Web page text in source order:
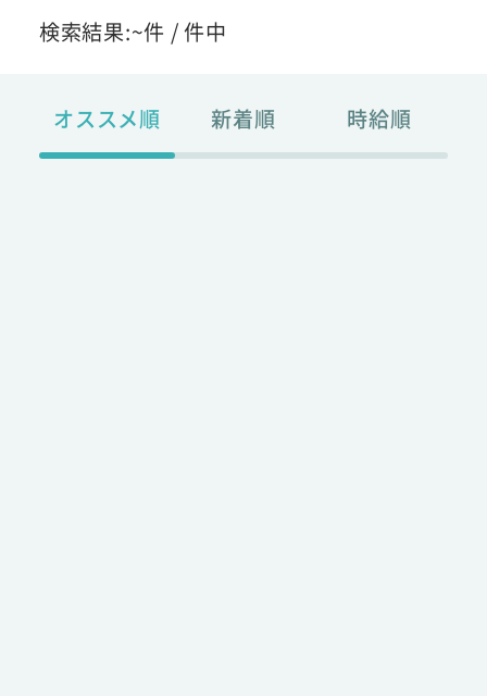
検索結果:~件 /件中
オススメ順 新着順 時給順